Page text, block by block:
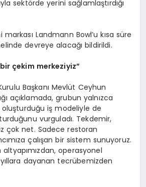
sektörde yerini sağlamlaştırdığı
Landmann Bowl’u kısa süre
devreye alacağı bildirildi.
çekim merkeziyiz”
Başkanı Mevlüt Ceyhun
açıklamada, grubun yalnızca
oluşturduğu iş modeliyle de
vurguladı. Tekdemir,
çok net. Sadece restoran
çalışan bir sistem sunuyoruz.
operasyonel
dayanan tecrübemizden